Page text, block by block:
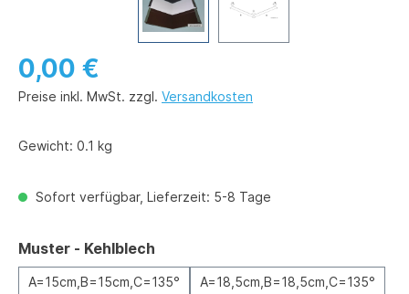
0,00 €
Preise inkl. MwSt. zzgl. Versandkosten
Gewicht: 0.1 kg
Sofort verfügbar, Lieferzeit: 5-8 Tage
Muster - Kehlblech
A=15cm,B=15cm,C=135°
A=18,5cm,B=18,5cm,C=135°